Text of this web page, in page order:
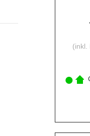
(inkl.